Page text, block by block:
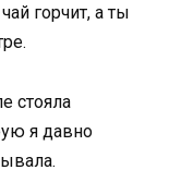
горчит, а ты
стояла
я давно